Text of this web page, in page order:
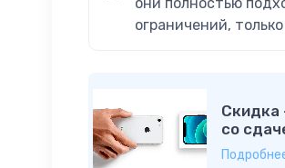
ограничений,
Скидка
со